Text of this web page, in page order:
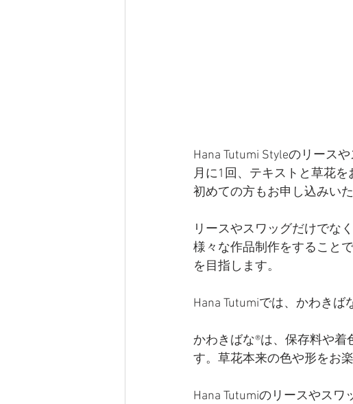
Hana Tutumi Styleのリース
月に1回、テキストと草花を
初めての方もお申し込みいた
リースやスワッグだけでな
様々な作品制作をすること
を目指します。
Hana Tutumiでは、かわきば
かわきばな®は、保存料や着
す。草花本来の色や形をお
Hana Tutumiのリースやス